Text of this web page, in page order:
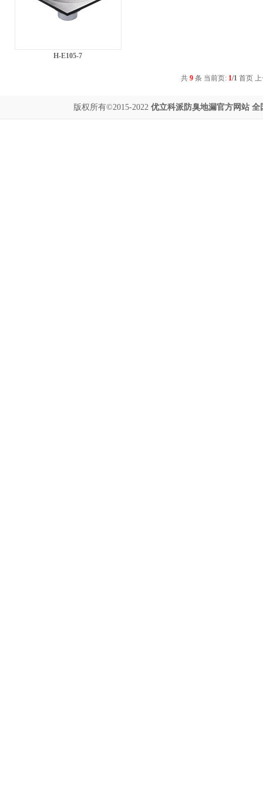
H-E105-7
共 9 条 当前页: 1/1 首页
版权所有©2015-2022 优立科派防臭地漏官方网站 全